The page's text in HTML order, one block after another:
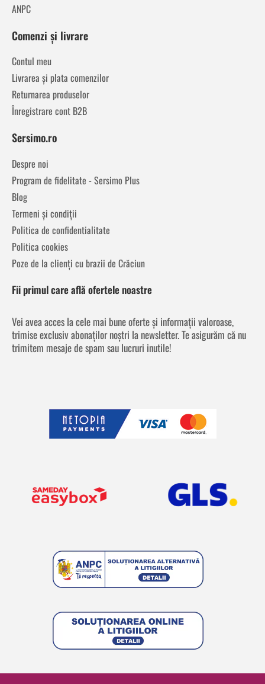
ANPC
Comenzi și livrare
Contul meu
Livrarea și plata comenzilor
Returnarea produselor
Înregistrare cont B2B
Sersimo.ro
Despre noi
Program de fidelitate - Sersimo Plus
Blog
Termeni și condiții
Politica de confidentialitate
Politica cookies
Poze de la clienți cu brazii de Crăciun
Fii primul care află ofertele noastre
Vei avea acces la cele mai bune oferte și informații valoroase,
trimise exclusiv abonaților noștri la newsletter. Te asigurăm că nu
trimitem mesaje de spam sau lucruri inutile!